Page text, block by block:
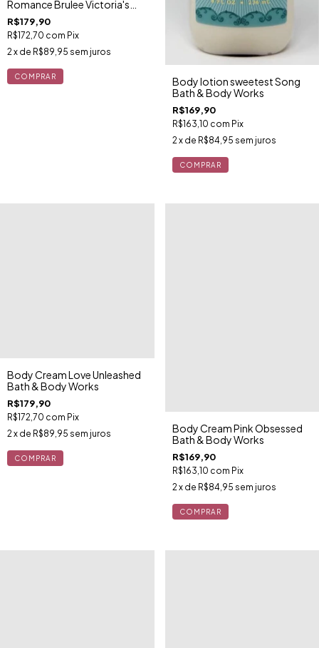
Romance Brulee Victoria's
Secret 236ml - Edição
Limitada
R$179,90
R$172,70 com Pix
2x de R$89,95 sem juros
Body lotion sweetest Song
Bath & Body Works
R$169,90
R$163,10 com Pix
2x de R$84,95 sem juros
Body Cream Love Unleashed
Bath & Body Works
R$179,90
R$172,70 com Pix
2 x de R$89,95 sem juros
Body Cream Pink Obsessed
Bath & Body Works
R$169,90
R$163,10 com Pix
2 x de R$84,95 sem juros